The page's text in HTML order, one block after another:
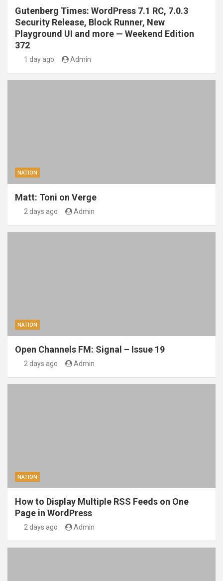
Gutenberg Times: WordPress 7.1 RC, 7.0.3
Security Release, Block Runner, New
Playground UI and more — Weekend Edition
372
1 day ago Admin
NATION
Matt: Toni on Verge
2 days ago Admin
NATION
Open Channels FM: Signal – Issue 19
2 days ago Admin
NATION
How to Display Multiple RSS Feeds on One
Page in WordPress
2 days ago Admin